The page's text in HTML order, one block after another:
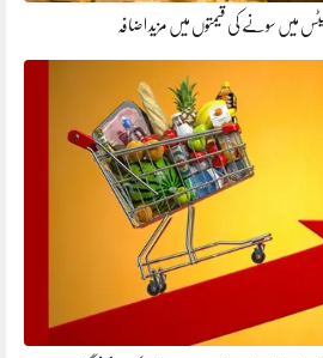
میں سونے کی قیمتوں میں مزید اضافہ